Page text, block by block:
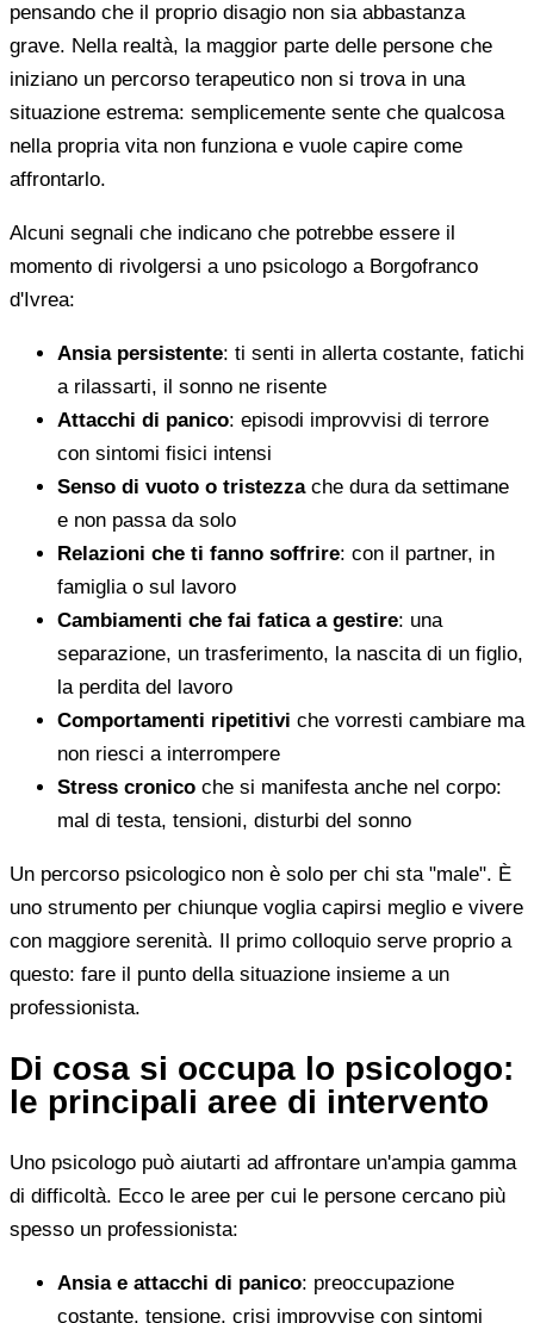
pensando che il proprio disagio non sia abbastanza
grave. Nella realtà, la maggior parte delle persone che
iniziano un percorso terapeutico non si trova in una
situazione estrema: semplicemente sente che qualcosa
nella propria vita non funziona e vuole capire come
affrontarlo.
Alcuni segnali che indicano che potrebbe essere il
momento di rivolgersi a uno psicologo a Borgofranco
d'Ivrea:
Ansia persistente: ti senti in allerta costante, fatichi
a rilassarti, il sonno ne risente
Attacchi di panico: episodi improvvisi di terrore
con sintomi fisici intensi
Senso di vuoto o tristezzache dura da settimane
e non passa da solo
Relazioni che ti fanno soffrire: con il partner, in
famiglia o sul lavoro
Cambiamenti che fai fatica a gestire: una
separazione, un trasferimento, la nascita di un figlio,
la perdita del lavoro
Comportamenti ripetitivi che vorresti cambiare ma
non riesci a interrompere
Stress cronico che si manifesta anche nel corpo:
mal di testa, tensioni, disturbi del sonno
Un percorso psicologico non è solo per chi sta "male". È
uno strumento per chiunque voglia capirsi meglio e vivere
con maggiore serenità. Il primo colloquio serve proprio a
questo: fare il punto della situazione insieme a un
professionista.
Di cosa si occupa lo psicologo:
le principali aree di intervento
Uno psicologo può aiutarti ad affrontare un'ampia gamma
di difficoltà. Ecco le aree per cui le persone cercano più
spesso un professionista:
Ansia e attacchi di panico: preoccupazione
costante, tensione, crisi improvvise con sintomi